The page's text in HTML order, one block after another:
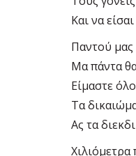
Και να
Παντού
Μα πάντα
Είμαστε
Τα
Ας τα